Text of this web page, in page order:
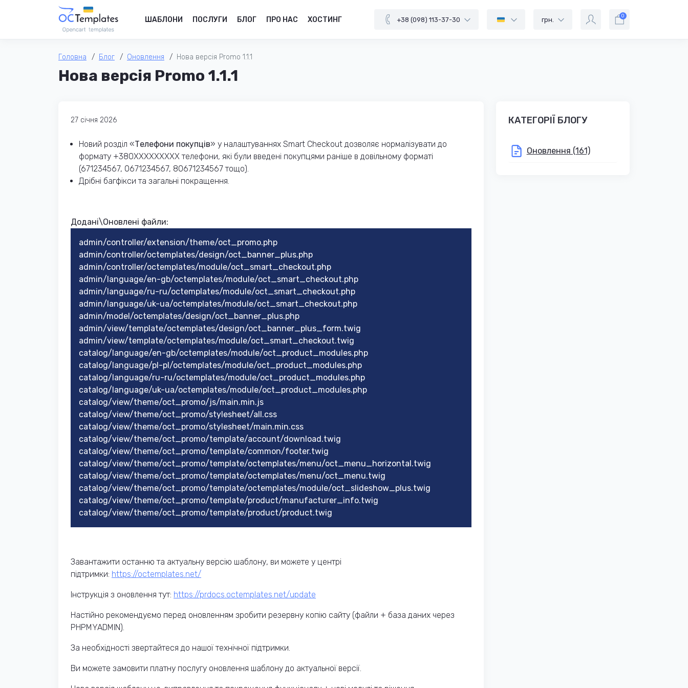
ШАБЛОНИ ПОСЛУГИ БЛОГ ПРО НАС ХОСТИНГ +38 (098) 113-37-30 грн. 0
Головна Блог Оновлення Нова версія Promo 1.1.1
Нова версія Promo 1.1.1
27 cічня 2026
Новий розділ «Телефони покупців» у налаштуваннях Smart Checkout дозволяє нормалізувати до
формату +380XXXXXXXXX телефони, які були введені покупцями раніше в довільному форматі
(671234567, 0671234567, 80671234567 тощо).
Дрібні багфікси та загальні покращення.
Додані\Оновлені файли:
admin/controller/extension/theme/oct_promo.php
admin/controller/octemplates/design/oct_banner_plus.php
admin/controller/octemplates/module/oct_smart_checkout.php
admin/language/en-gb/octemplates/module/oct_smart_checkout.php
admin/language/ru-ru/octemplates/module/oct_smart_checkout.php
admin/language/uk-ua/octemplates/module/oct_smart_checkout.php
admin/model/octemplates/design/oct_banner_plus.php
admin/view/template/octemplates/design/oct_banner_plus_form.twig
admin/view/template/octemplates/module/oct_smart_checkout.twig
catalog/language/en-gb/octemplates/module/oct_product_modules.php
catalog/language/pl-pl/octemplates/module/oct_product_modules.php
catalog/language/ru-ru/octemplates/module/oct_product_modules.php
catalog/language/uk-ua/octemplates/module/oct_product_modules.php
catalog/view/theme/oct_promo/js/main.min.js
catalog/view/theme/oct_promo/stylesheet/all.css
catalog/view/theme/oct_promo/stylesheet/main.min.css
catalog/view/theme/oct_promo/template/account/download.twig
catalog/view/theme/oct_promo/template/common/footer.twig
catalog/view/theme/oct_promo/template/octemplates/menu/oct_menu_horizontal.twig
catalog/view/theme/oct_promo/template/octemplates/menu/oct_menu.twig
catalog/view/theme/oct_promo/template/octemplates/module/oct_slideshow_plus.twig
catalog/view/theme/oct_promo/template/product/manufacturer_info.twig
catalog/view/theme/oct_promo/template/product/product.twig
Завантажити останню та актуальну версію шаблону, ви можете у центрі
підтримки: https://octemplates.net/
Інструкція з оновлення тут: https://prdocs.octemplates.net/update
Настійно рекомендуємо перед оновленням зробити резервну копію сайту (файли + база даних через
PHPMYADMIN).
За необхідності звертайтеся до нашої технічної підтримки.
Ви можете замовити платну послугу оновлення шаблону до актуальної версії.
КАТЕГОРІЇ БЛОГУ
Оновлення (161)